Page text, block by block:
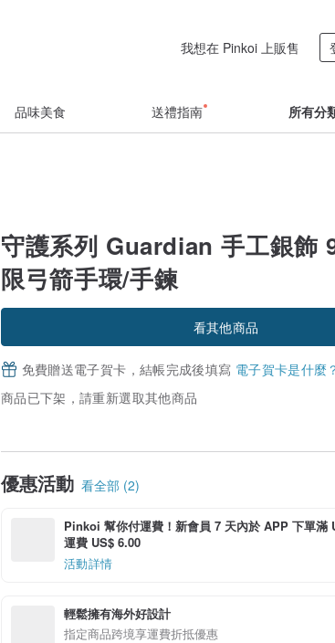
我想在 Pinkoi 上販售
品味美食 送禮指南 所有分
守護系列 Guardian 手工銀飾
限弓箭手環/手鍊
看其他商品
免費贈送電子賀卡，結帳完成後填寫 電子賀卡是什麼
商品已下架，請重新選取其他商品
優惠活動 看全部 (2)
Pinkoi 幫你付運費！新會員 7 天內於 APP 下單滿
運費 US$ 6.00
活動詳情
輕鬆擁有海外好設計
指定商品跨境享運費折抵優惠